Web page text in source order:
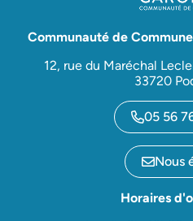
Communauté de
12, rue du Maréchal
33720
05 56
Nous
Horaires